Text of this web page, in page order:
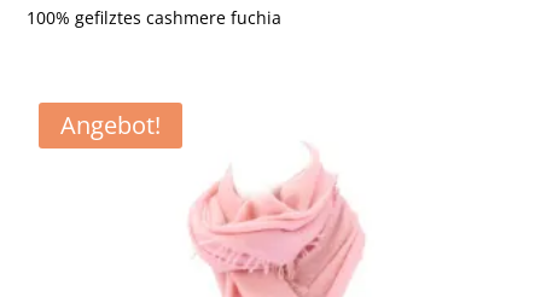
war:
ist:
100% gefilztes cashmere fuchia
Angebot!